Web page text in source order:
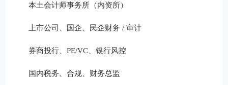
本土会计师事务所（内资所）
上市公司、国企、民企财务 / 审计
券商投行、PE/VC、银行风控
国内税务、合规、财务总监